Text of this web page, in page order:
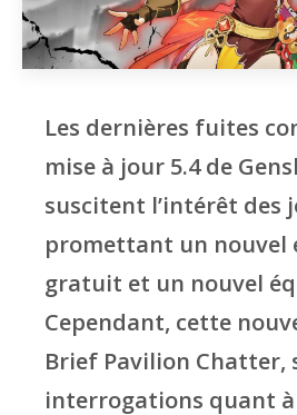
Les dernières fuites
mise à jour 5.4 de
suscitent l’intérêt des
promettant un nouvel
gratuit et un nouvel
Cependant, cette
Brief Pavilion Chatter,
interrogations quant à